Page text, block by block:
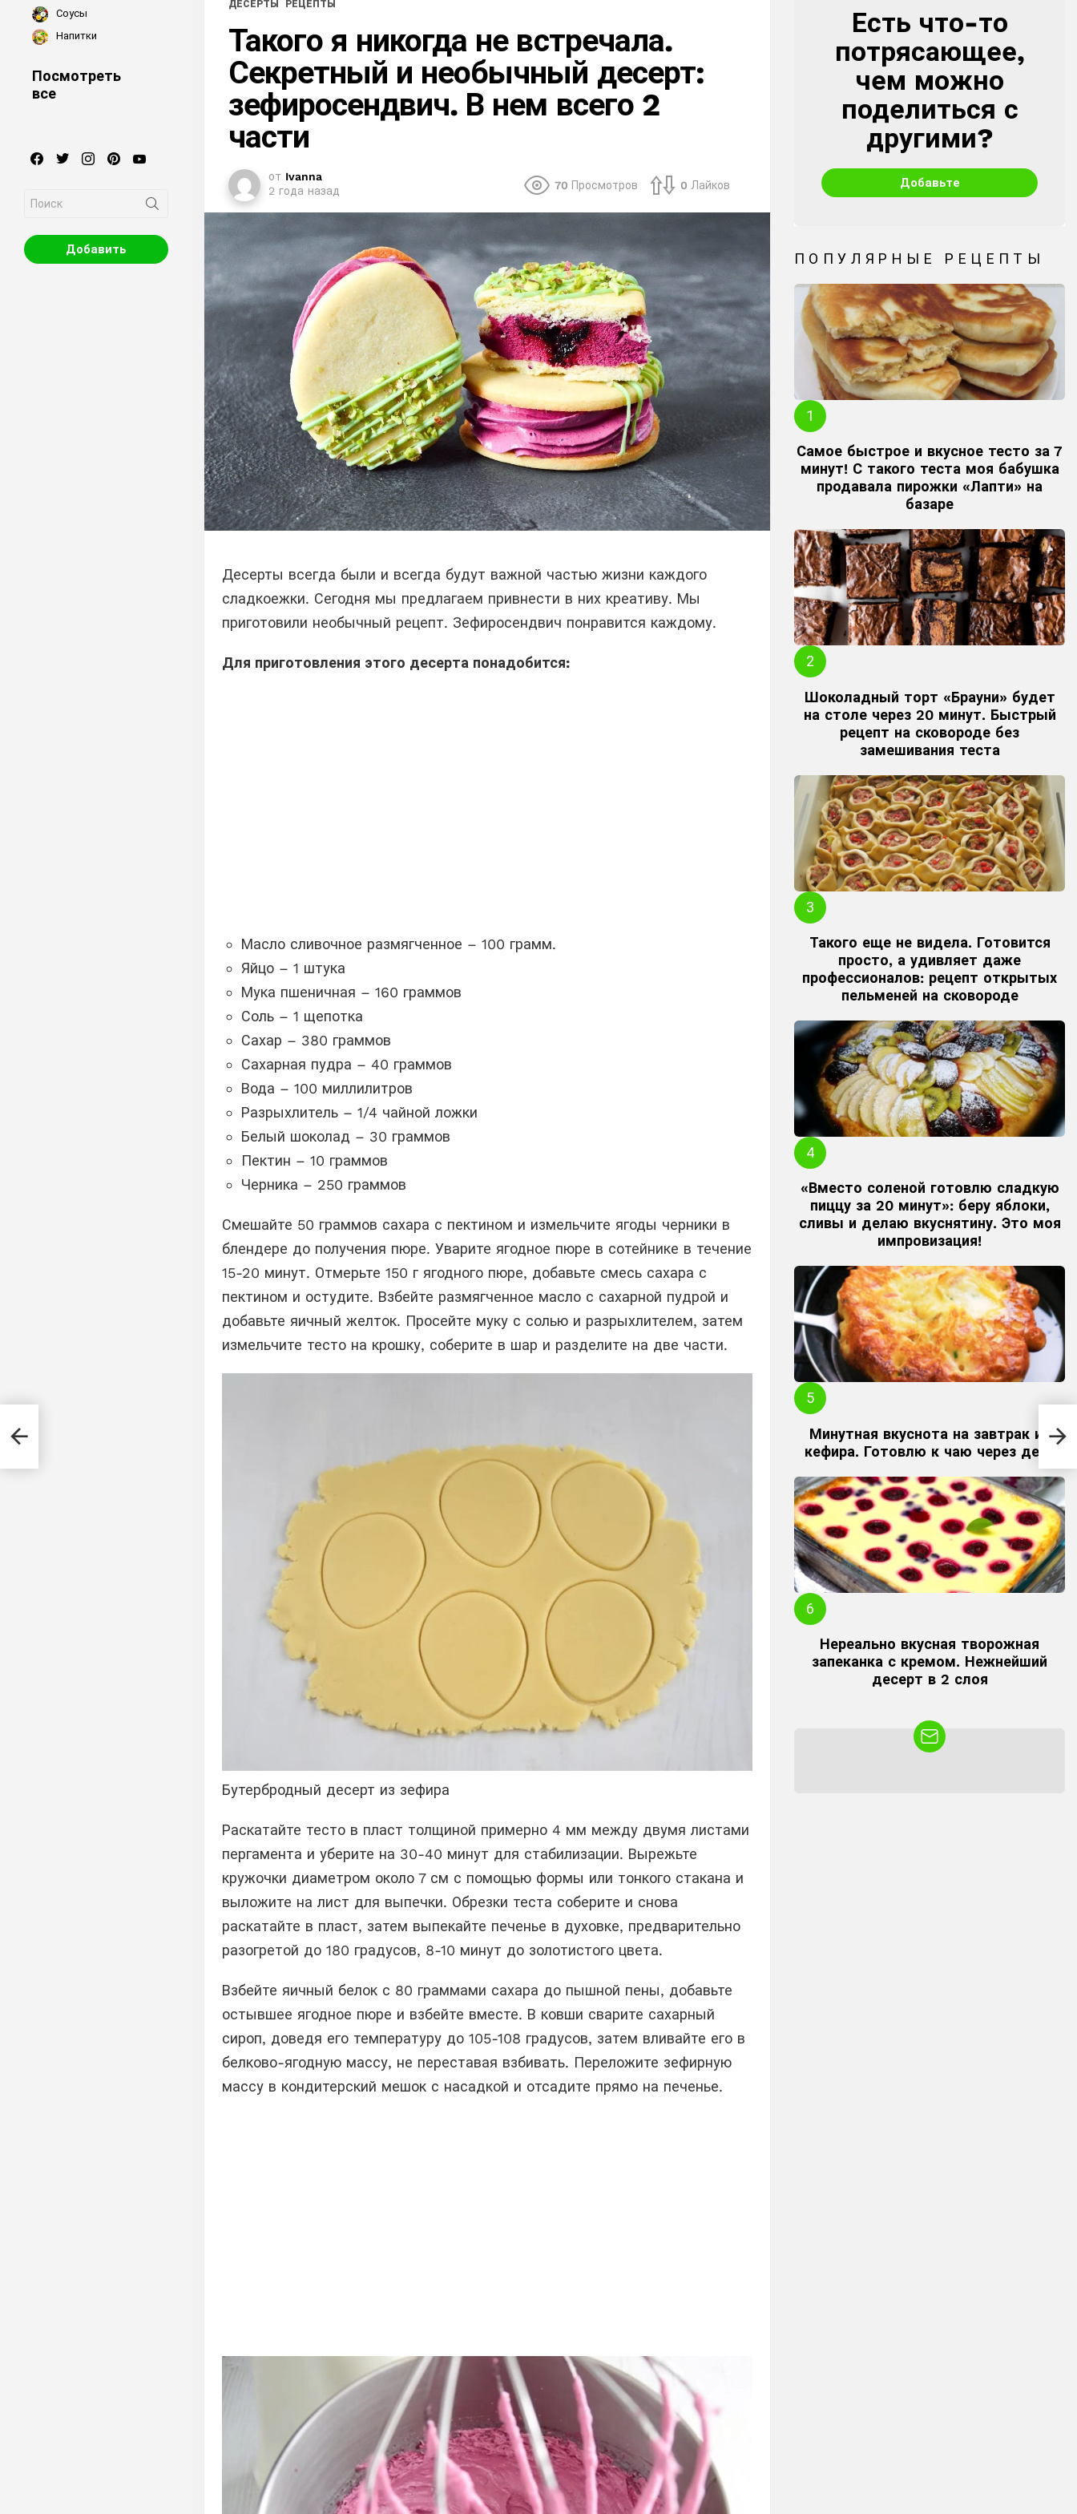
ДЕСЕРТЫ РЕЦЕПТЫ
Такого я никогда не встречала.
Секретный и необычный десерт:
зефиросендвич. В нем всего 2
части
от Ivanna
2 года назад
70 Просмотров 0 Лайков
Десерты всегда были и всегда будут важной частью жизни каждого
сладкоежки. Сегодня мы предлагаем привнести в них креативу. Мы
приготовили необычный рецепт. Зефиросендвич понравится каждому.
Для приготовления этого десерта понадобится:
Масло сливочное размягченное – 100 грамм.
Яйцо – 1 штука
Мука пшеничная – 160 граммов
Соль – 1 щепотка
Сахар – 380 граммов
Сахарная пудра – 40 граммов
Вода – 100 миллилитров
Разрыхлитель – 1/4 чайной ложки
Белый шоколад – 30 граммов
Пектин – 10 граммов
Черника – 250 граммов
Смешайте 50 граммов сахара с пектином и измельчите ягоды черники в
блендере до получения пюре. Уварите ягодное пюре в сотейнике в течение
15-20 минут. Отмерьте 150 г ягодного пюре, добавьте смесь сахара с
пектином и остудите. Взбейте размягченное масло с сахарной пудрой и
добавьте яичный желток. Просейте муку с солью и разрыхлителем, затем
измельчите тесто на крошку, соберите в шар и разделите на две части.
Бутербродный десерт из зефира
Раскатайте тесто в пласт толщиной примерно 4 мм между двумя листами
пергамента и уберите на 30-40 минут для стабилизации. Вырежьте
кружочки диаметром около 7 см с помощью формы или тонкого стакана и
выложите на лист для выпечки. Обрезки теста соберите и снова
раскатайте в пласт, затем выпекайте печенье в духовке, предварительно
разогретой до 180 градусов, 8-10 минут до золотистого цвета.
Взбейте яичный белок с 80 граммами сахара до пышной пены, добавьте
остывшее ягодное пюре и взбейте вместе. В ковши сварите сахарный
сироп, доведя его температуру до 105-108 градусов, затем вливайте его в
белково-ягодную массу, не переставая взбивать. Переложите зефирную
массу в кондитерский мешок с насадкой и отсадите прямо на печенье.
CREATE
Есть что-то
потрясающее,
чем можно
поделиться с
другими?
Добавьте
ПОПУЛЯРНЫЕ РЕЦЕПТЫ
Самое быстрое и вкусное тесто за 7
минут! С такого теста моя бабушка
продавала пирожки «Лапти» на
базаре
Шоколадный торт «Брауни» будет
на столе через 20 минут. Быстрый
рецепт на сковороде без
замешивания теста
Такого еще не видела. Готовится
просто, а удивляет даже
профессионалов: рецепт открытых
пельменей на сковороде
«Вместо соленой готовлю сладкую
пиццу за 20 минут»: беру яблоки,
сливы и делаю вкуснятину. Это моя
импровизация!
Минутная вкуснота на завтрак из
кефира. Готовлю к чаю через день
Нереально вкусная творожная
запеканка с кремом. Нежнейший
десерт в 2 слоя
Соусы
Напитки
Посмотреть
все
facebooktwitterinstagrampinterest
for:
Добавить